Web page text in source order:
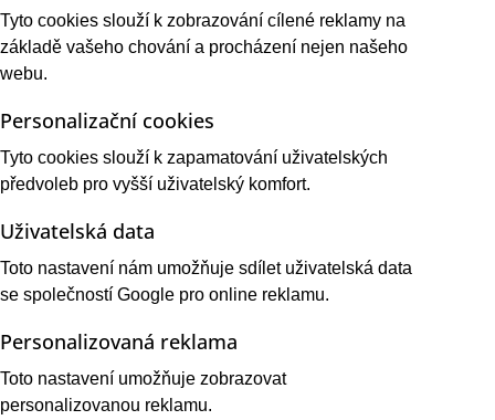
Tyto cookies slouží k zobrazování cílené reklamy na
základě vašeho chování a procházení nejen našeho
webu.
Personalizační cookies
Tyto cookies slouží k zapamatování uživatelských
předvoleb pro vyšší uživatelský komfort.
Uživatelská data
Toto nastavení nám umožňuje sdílet uživatelská data
se společností Google pro online reklamu.
Personalizovaná reklama
Toto nastavení umožňuje zobrazovat
personalizovanou reklamu.